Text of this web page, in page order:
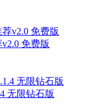
免费版
无限钻石版